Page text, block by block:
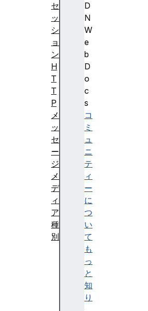
D
N
W
e
b
D
o
c
s
コ
ミ
ュ
ニ
テ
ィ
ー
に
つ
い
て
も
っ
と
知
り
セ
ッ
シ
ョ
ン
H
T
T
P
メ
ッ
セ
ー
ジ
メ
デ
ィ
ア
種
別